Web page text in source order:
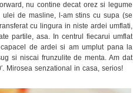
nu contine decat orez si legume
de masline, l-am stins cu supa (se
cu lingura in niste ardei umflati,
partile, asa. In centrul fiecarui umflat
de ardei si am umplut pana la
si niscai frunzulite de menta. Am dat
Mirosea senzational in casa, serios!